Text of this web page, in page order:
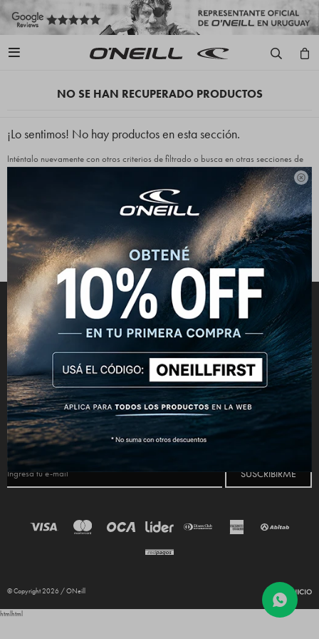


NO SE HAN RECUPERADO PRODUCTOS
¡Lo sentimos! No hay productos en esta sección.
Inténtalo nuevamente con otros criterios de filtrado o busca en otras secciones de
Filtrando por: Color:Beige Quitar filtros
CONECTATE
 
NEWSLETTER
¡Suscribite y recibí todas nuestras novedades!
SUSCRIBIRME
© Copyright 2026 / ONeill
htmlhtml